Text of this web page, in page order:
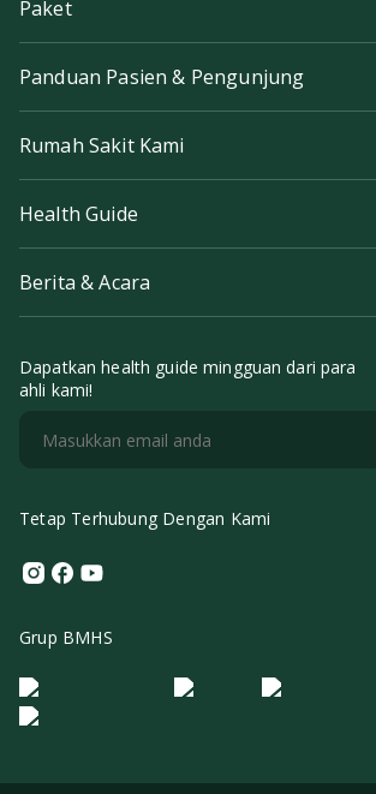
Paket
Panduan Pasien & Pengunjung
Rumah Sakit Kami
Health Guide
Berita & Acara
Dapatkan health guide mingguan dari para
ahli kami!
Tetap Terhubung Dengan Kami
Instagram
Facebook
Youtube
Grup BMHS
Logo Morula IFV Logo ER
Logo Diagnos
Logo IRSI